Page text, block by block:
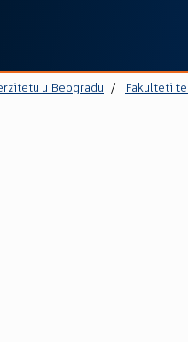
u Beogradu Fakulteti